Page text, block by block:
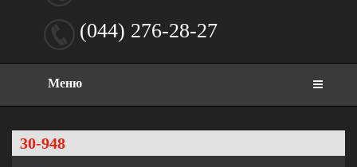
(044) 276-28-27
Меню
30-948